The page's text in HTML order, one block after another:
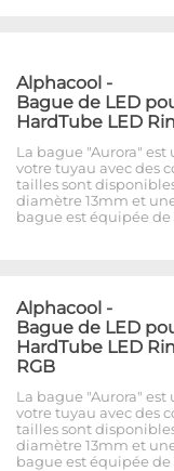
Alphacool -
Bague de LED
HardTube LED
La bague "Aurora"
votre tuyau avec des
tailles sont
diamètre 13mm et
bague est équipée de
Alphacool -
Bague de LED
HardTube LED
RGB
La bague "Aurora"
votre tuyau avec des
tailles sont
diamètre 13mm et
bague est équipée de